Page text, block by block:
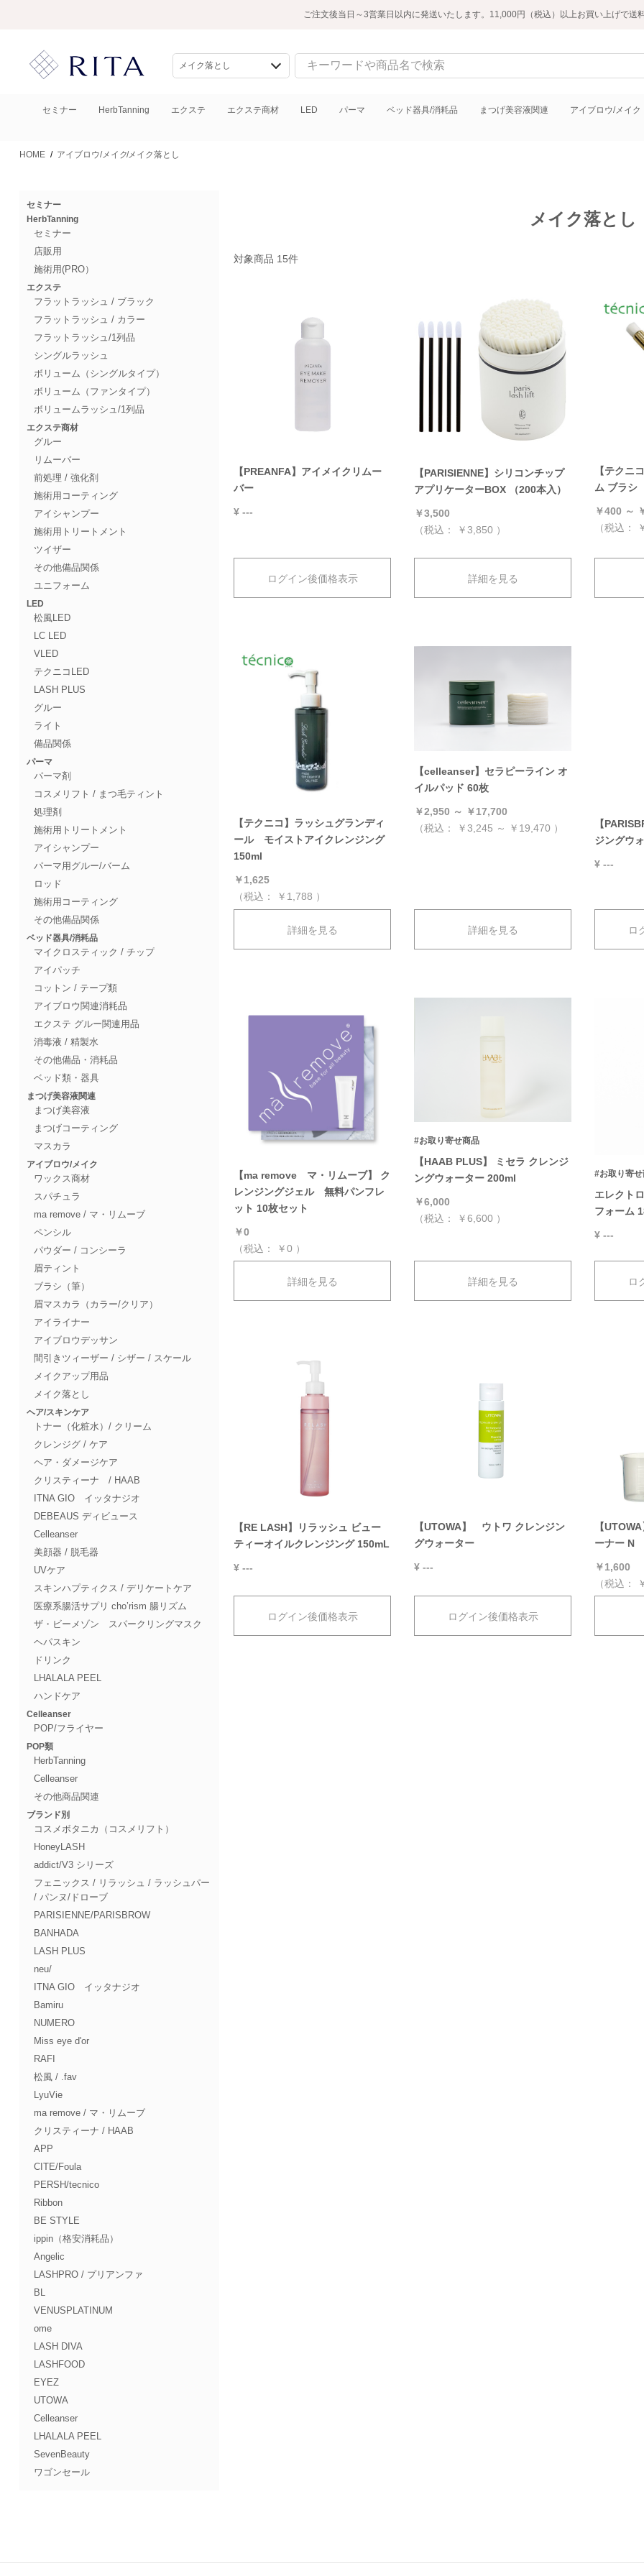
ご注文後当日～3営業日以内に発送いたします。11,000円（税込）以上お買い上げで送
セミナー HerbTanning エクステ エクステ商材 LED パーマ ベッド器具/消耗品 まつげ美容液関連 アイブロウ/メイク
HOME / アイブロウ/メイクメイク落とし
セミナー
HerbTanning
セミナー
店販用
施術用(PRO）
エクステ
フラットラッシュ / ブラック
フラットラッシュ / カラー
フラットラッシュ/1列品
シングルラッシュ
ボリューム（シングルタイプ）
ボリューム（ファンタイプ）
ボリュームラッシュ/1列品
エクステ商材
グルー
リムーバー
前処理 / 強化剤
施術用コーティング
アイシャンプー
施術用トリートメント
ツイザー
その他備品関係
ユニフォーム
LED
松風LED
LC LED
VLED
テクニコLED
LASH PLUS
グルー
ライト
備品関係
パーマ
パーマ剤
コスメリフト / まつ毛ティント
処理剤
施術用トリートメント
アイシャンプー
パーマ用グルー/バーム
ロッド
施術用コーティング
その他備品関係
ベッド器具/消耗品
マイクロスティック / チップ
アイパッチ
コットン / テープ類
アイブロウ関連消耗品
エクステ グルー関連用品
消毒液 / 精製水
その他備品・消耗品
ベッド類・器具
まつげ美容液関連
まつげ美容液
まつげコーティング
マスカラ
アイブロウ/メイク
ワックス商材
スパチュラ
ma remove / マ・リムーブ
ペンシル
パウダー / コンシーラ
眉ティント
ブラシ（筆）
眉マスカラ（カラー/クリア）
アイライナー
アイブロウデッサン
間引きツィーザー / シザー / スケール
メイクアップ用品
メイク落とし
ヘア/スキンケア
トナー（化粧水）/ クリーム
クレンジグ / ケア
ヘア・ダメージケア
クリスティーナ / HAAB
ITNA GIO イッタナジオ
DEBEAUS ディビュース
Celleanser
美顔器 / 脱毛器
UVケア
スキンハプティクス / デリケートケア
医療系腸活サプリ cho’rism 腸リズム
ザ・ビーメゾン スパークリングマスク
ヘパスキン
ドリンク
LHALALA PEEL
ハンドケア
Celleanser
POP/フライヤー
POP類
HerbTanning
Celleanser
その他商品関連
ブランド別
コスメボタニカ（コスメリフト）
HoneyLASH
addict/V3 シリーズ
フェニックス / リラッシュ / ラッシュパー
/ パンヌ/ドローブ
PARISIENNE/PARISBROW
BANHADA
LASH PLUS
neu/
ITNA GIO イッタナジオ
Bamiru
NUMERO
Miss eye d'or
RAFI
松風 / .fav
LyuVie
ma remove / マ・リムーブ
クリスティーナ / HAAB
APP
CITE/Foula
PERSH/tecnico
Ribbon
BE STYLE
ippin（格安消耗品）
Angelic
LASHPRO / プリアンファ
BL
VENUSPLATINUM
ome
LASH DIVA
LASHFOOD
EYEZ
UTOWA
Celleanser
LHALALA PEEL
SevenBeauty
ワゴンセール
メイク落とし
対象商品 15件
【PREANFA】アイメイクリムー
バー
¥ ---
ログイン後価格表示
【PARISIENNE】シリコンチップ
アプリケーターBOX （200本入）
￥3,500
（税込：
￥3,850 ）
詳細を見る
【テクニ
ム ブラシ
￥400 ～
（税込：
【テクニコ】ラッシュグランディ
ール モイストアイクレンジング
150ml
￥1,625
（税込：
￥1,788 ）
詳細を見る
【celleanser】セラピーライン オ
イルパッド 60枚
￥2,950 ～ ￥17,700
（税込：
￥3,245 ～ ￥19,470 ）
詳細を見る
【
ジングウ
¥ ---
ロ
【ma remove マ・リムーブ】 ク
レンジングジェル 無料パンフレ
ット 10枚セット
￥0
（税込：
￥0 ）
詳細を見る
#お取り寄せ商品
【HAAB PLUS】 ミセラ クレンジ
ングウォーター 200ml
￥6,000
（税込：
￥6,600 ）
詳細を見る
#お取り寄
エレクト
フォーム
¥ ---
ロ
【RE LASH】リラッシュ ビュー
ティーオイルクレンジング 150mL
¥ ---
ログイン後価格表示
【UTOWA】 ウトワ クレンジン
グウォーター
¥ ---
ログイン後価格表示
【
ーナー N
￥1,600
（税込：